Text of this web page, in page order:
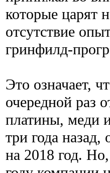
которые царят
отсутствие
гринфилд-
Это означает,
очередной раз
платины, меди
три года
на 2018 год.